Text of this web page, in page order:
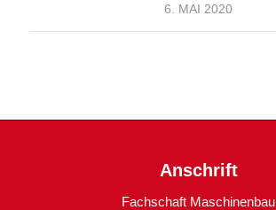
6. MAI 2020
Anschrift
Fachschaft Maschinenbau